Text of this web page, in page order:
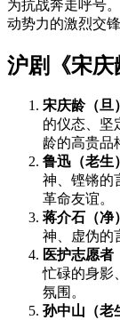
为抗战奔走呼号
动势力的激烈交
沪剧《宋
宋庆龄（旦）
的仪态、坚
龄的高贵品
鲁迅（老生）
神、铿锵的
革命友谊。
蒋介石（净）
神、虚伪的
医护志愿者
忙碌的身影
氛围。
孙中山（老